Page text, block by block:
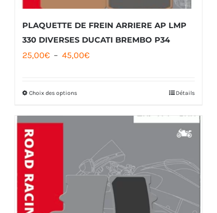
sur
la
page
du
PLAQUETTE DE FREIN ARRIERE AP LMP
330 DIVERSES DUCATI BREMBO P34
25,00€ – 45,00€Plage
à
Choix des optionsCe
plusieurs
variations.
Les
options
peuvent
Détails